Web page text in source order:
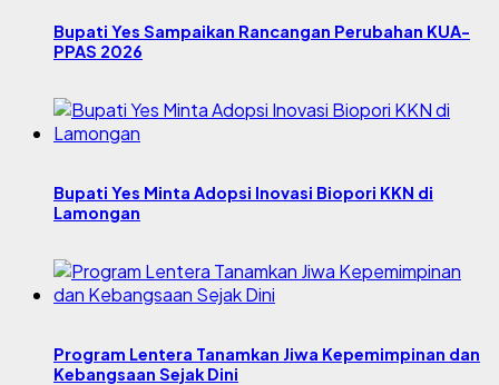
Bupati Yes Sampaikan Rancangan Perubahan KUA-
PPAS 2026
Bupati Yes Minta Adopsi Inovasi Biopori KKN di
Lamongan
Program Lentera Tanamkan Jiwa Kepemimpinan dan
Kebangsaan Sejak Dini